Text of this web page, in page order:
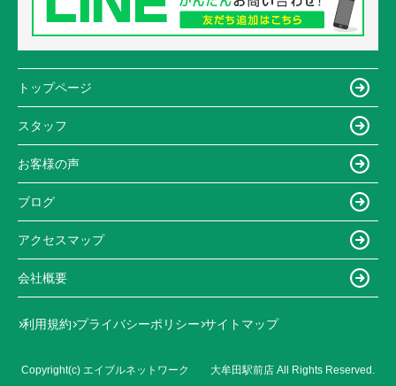
トップページ
スタッフ
お客様の声
ブログ
アクセスマップ
会社概要
利用規約 プライバシーポリシー サイトマップ
Copyright(c) エイブルネットワーク 大牟田駅前店 All Rights Reserved.